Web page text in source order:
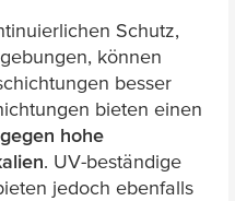
Schutz,
können
besser
bieten einen
hohe
. UV-beständige
jedoch ebenfalls